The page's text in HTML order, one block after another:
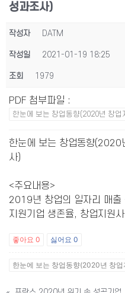
성과조사)
작성자 DATM
작성일 2021-01-19 18:25
조회 1979
PDF 첨부파일 :
한눈에 보는 창업동향(2020년 창
한눈에 보는 창업동향(2020
사)
<주요내용>
2019년 창업의 일자리 매출
지원기업 생존율, 창업지원
좋아요 0 싫어요 0
한눈에 보는 창업동향(2020년 창